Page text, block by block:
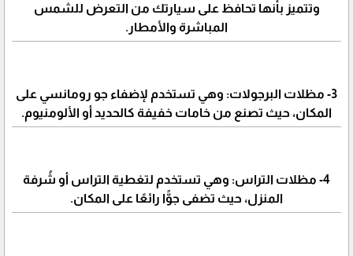
وتتميز بأنها تحافظ على سيارتك من التعرض للشمس
المباشرة والأمطار.
3- مظلات البرجولات: وهي تستخدم لإضفاء جو رومانسي على
المكان، حيث تصنع من خامات خفيفة كالحديد أو الألومنيوم.
4- مظلات التراس: وهي تستخدم لتغطية التراس أو شُرفة
المنزل، حيث تضفى جوًّا رائعًا على المكان.